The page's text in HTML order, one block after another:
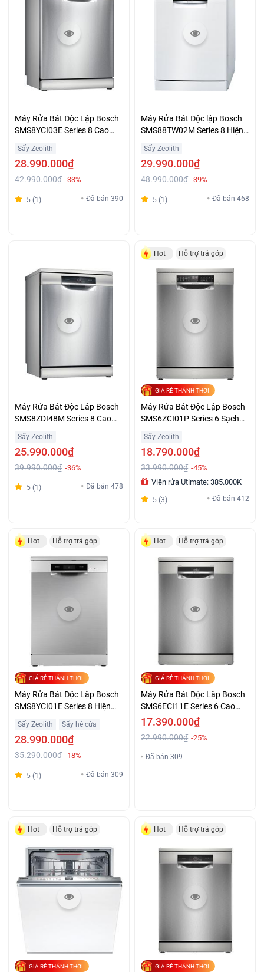
Máy Rửa Bát Độc Lập Bosch
SMS8YCI03E Series 8 Cao
Sấy Zeolith
28.990.000₫
42.990.000₫ -33%
5 (1) Đã bán 390
Máy Rửa Bát Độc lập Bosch
SMS88TW02M Series 8 Hiện
Sấy Zeolith
29.990.000₫
48.990.000₫ -39%
5 (1) Đã bán 468
Máy Rửa Bát Độc Lâp Bosch
SMS8ZDI48M Series 8 Cao
Sấy Zeolith
25.990.000₫
39.990.000₫ -36%
5 (1) Đã bán 478
Hot Hỗ trợ trả góp
GIÁ RẺ THẢNH THƠI
Máy Rửa Bát Độc Lập Bosch
SMS6ZCI01P Series 6 Sạch
Sấy Zeolith
18.790.000₫
33.990.000₫ -45%
Viên rửa Utimate: 385.000K
5 (3) Đã bán 412
Hot Hỗ trợ trả góp
GIÁ RẺ THẢNH THƠI
Máy Rửa Bát Độc Lập Bosch
SMS8YCI01E Series 8 Hiện
Đại Cao Cấp
Sấy Zeolith Sấy hé cửa
28.990.000₫
35.290.000₫ -18%
5 (1) Đã bán 309
Hot Hỗ trợ trả góp
GIÁ RẺ THẢNH THƠI
Máy Rửa Bát Độc Lập Bosch
SMS6ECI11E Series 6 Cao
Cấp Giá Tốt
17.390.000₫
22.990.000₫ -25%
Đã bán 309
Hot Hỗ trợ trả góp
GIÁ RẺ THẢNH THƠI
Hot Hỗ trợ trả góp
GIÁ RẺ THẢNH THƠI